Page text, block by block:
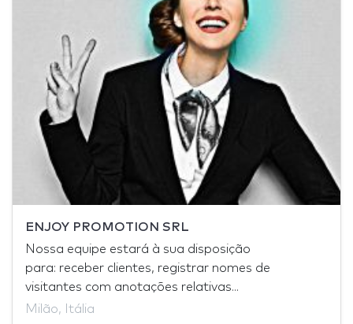
ENJOY PROMOTION SRL
Nossa equipe estará à sua disposição
para: receber clientes, registrar nomes de
visitantes com anotações relativas...
Milão, Itália